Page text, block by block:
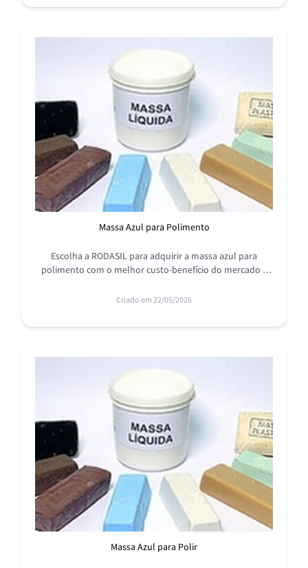
Massa Azul para Polimento
Escolha a RODASIL para adquirir a massa azul para
polimento com o melhor custo-benefício do mercado e
Criado em 22/05/2026
Massa Azul para Polir